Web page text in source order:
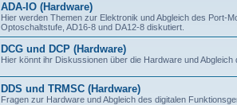
ADA-IO (Hardware)
Hier werden Themen zur Elektronik und Abgleich des Port-
Optoschaltstufe, AD16-8 und DA12-8 diskutiert.
DCG und DCP (Hardware)
Hier könnt ihr Diskussionen über die Hardware und
DDS und TRMSC (Hardware)
Fragen zur Hardware und Abgleich des digitalen